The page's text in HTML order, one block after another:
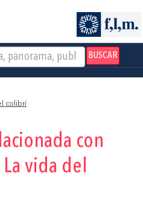
BUSCAR
colibrí
con
vida del